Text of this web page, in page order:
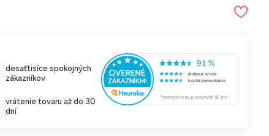
desaťtisíce spokojných
zákazníkov
vrátenie tovaru až do 30
dní